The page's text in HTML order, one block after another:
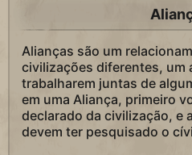
Alianças são um
civilizações diferentes, um
trabalharem juntas de
em uma Aliança, primeiro
declarado da civilização, e
devem ter pesquisado o